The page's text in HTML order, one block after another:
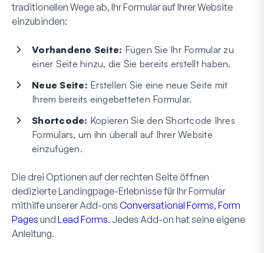
traditionellen Wege ab, Ihr Formular auf Ihrer Website
einzubinden:
Vorhandene Seite: Fügen Sie Ihr Formular zu
einer Seite hinzu, die Sie bereits erstellt haben.
Neue Seite: Erstellen Sie eine neue Seite mit
Ihrem bereits eingebetteten Formular.
Shortcode: Kopieren Sie den Shortcode Ihres
Formulars, um ihn überall auf Ihrer Website
einzufügen.
Die drei Optionen auf der rechten Seite öffnen
dedizierte Landingpage-Erlebnisse für Ihr Formular
mithilfe unserer Add-ons Conversational Forms, Form
Pages und Lead Forms. Jedes Add-on hat seine eigene
Anleitung.